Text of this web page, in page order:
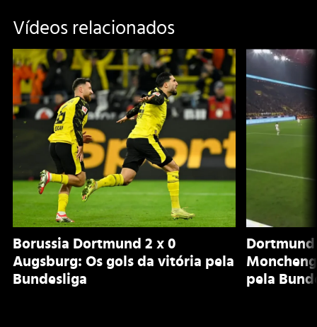
Vídeos relacionados
Borussia Dortmund 2 x 0
Augsburg: Os gols da vitória pela
Bundesliga
Dortmund
pela